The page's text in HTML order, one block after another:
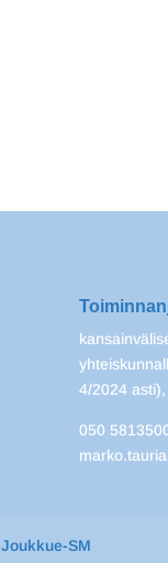
4/2024
050
Joukkue-SM